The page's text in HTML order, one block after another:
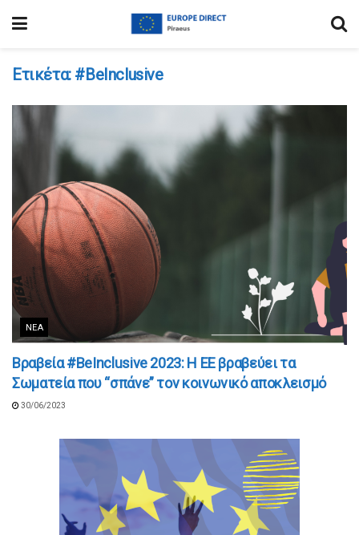
Ετικέτα: #BeInclusive
ΝΈΑ
Βραβεία #BeInclusive 2023: Η ΕΕ βραβεύει τα
Σωματεία που “σπάνε” τον κοινωνικό αποκλεισμό
30/06/2023